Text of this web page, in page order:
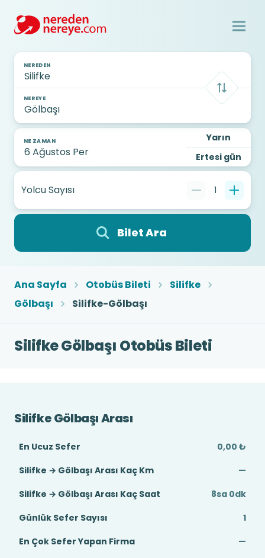
NEREDEN
NEREYE
NE ZAMAN
Yarın
Ertesi gün
Yolcu Sayısı 1
Bilet Ara
Ana Sayfa Otobüs Bileti
Silifke
Gölbaşı
Silifke-Gölbaşı
Silifke Gölbaşı Otobüs Bileti
Silifke Gölbaşı Arası
En Ucuz Sefer
0,00 ₺
Silifke → Gölbaşı Arası Kaç Km
—
Silifke → Gölbaşı Arası Kaç Saat
8sa 0dk
Günlük Sefer Sayısı
1
En Çok Sefer Yapan Firma
—